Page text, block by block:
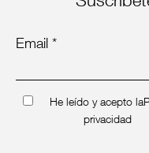
Email *
He leído y acepto la
privacidad